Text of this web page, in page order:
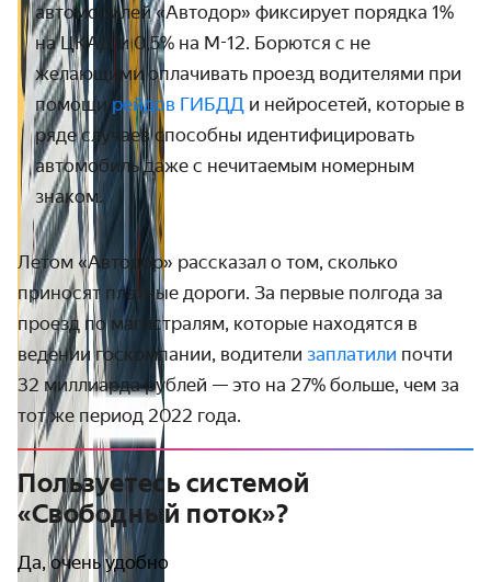
автомобилей «Автодор» фиксирует порядка 1%
на ЦКАД и 0,5% на М-12. Борются с не
желающими оплачивать проезд водителями при
помощи рейдов ГИБДД и нейросетей, которые в
ряде случаев способны идентифицировать
автомобиль даже с нечитаемым номерным
знаком.
Летом «Автодор» рассказал о том, сколько
приносят платные дороги. За первые полгода за
проезд по магистралям, которые находятся в
ведении госкомпании, водители заплатили почти
32 миллиарда рублей — это на 27% больше, чем за
тот же период 2022 года.
Пользуетесь системой
«Свободный поток»?
Да, очень удобно